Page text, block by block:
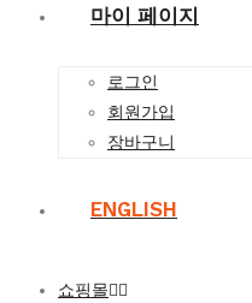
마이 페이지
로그인
회원가입
장바구니
ENGLISH
쇼핑몰